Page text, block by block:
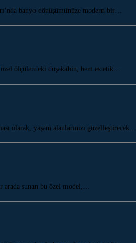
banyo dönüşümünüze modern bir…
özel ölçülerdeki duşakabin, hem estetik…
olarak, yaşam alanlarınızı güzelleştirecek…
arada sunan bu özel model,…